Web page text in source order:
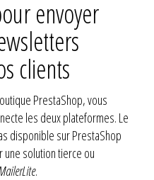
envoyer
clients
PrestaShop, vous
les deux plateformes. Le
disponible sur PrestaShop
une solution tierce ou
.